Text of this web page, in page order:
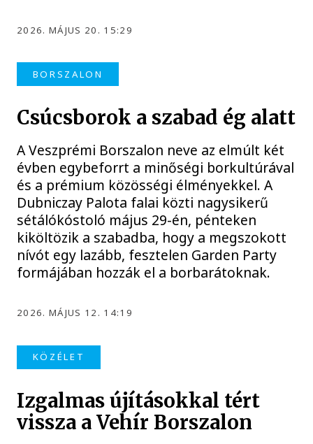
2026. MÁJUS 20. 15:29
BORSZALON
Csúcsborok a szabad ég alatt
A Veszprémi Borszalon neve az elmúlt két
évben egybeforrt a minőségi borkultúrával
és a prémium közösségi élményekkel. A
Dubniczay Palota falai közti nagysikerű
sétálókóstoló május 29-én, pénteken
kiköltözik a szabadba, hogy a megszokott
nívót egy lazább, fesztelen Garden Party
formájában hozzák el a borbarátoknak.
2026. MÁJUS 12. 14:19
KÖZÉLET
Izgalmas újításokkal tért
vissza a Vehír Borszalon